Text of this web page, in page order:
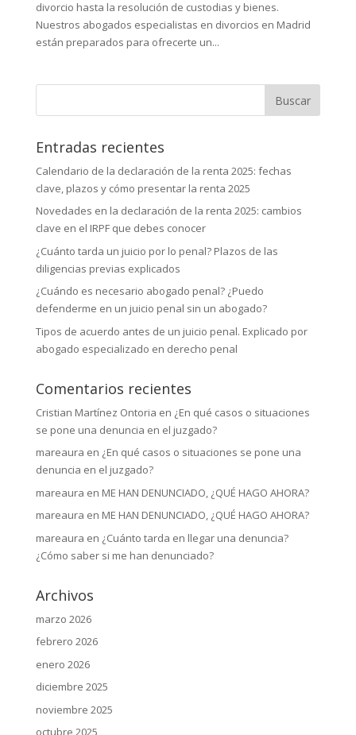
divorcio hasta la resolución de custodias y bienes.
Nuestros abogados especialistas en divorcios en Madrid
están preparados para ofrecerte un...
Buscar:
Entradas recientes
Calendario de la declaración de la renta 2025: fechas
clave, plazos y cómo presentar la renta 2025
Novedades en la declaración de la renta 2025: cambios
clave en el IRPF que debes conocer
¿Cuánto tarda un juicio por lo penal? Plazos de las
diligencias previas explicados
¿Cuándo es necesario abogado penal? ¿Puedo
defenderme en un juicio penal sin un abogado?
Tipos de acuerdo antes de un juicio penal. Explicado por
abogado especializado en derecho penal
Comentarios recientes
Cristian Martínez Ontoria en ¿En qué casos o situaciones
se pone una denuncia en el juzgado?
mareaura en ¿En qué casos o situaciones se pone una
denuncia en el juzgado?
mareaura en ME HAN DENUNCIADO, ¿QUÉ HAGO AHORA?
mareaura en ME HAN DENUNCIADO, ¿QUÉ HAGO AHORA?
mareaura en ¿Cuánto tarda en llegar una denuncia?
¿Cómo saber si me han denunciado?
Archivos
marzo 2026
febrero 2026
enero 2026
diciembre 2025
noviembre 2025
octubre 2025